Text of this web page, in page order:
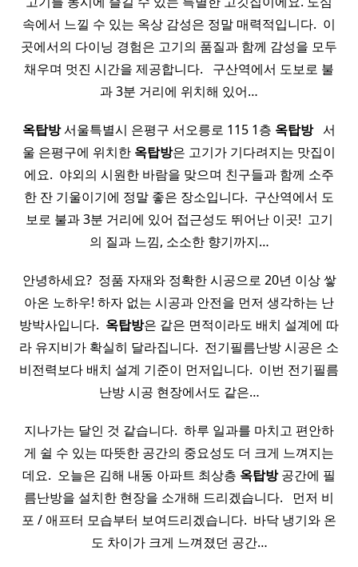
속에서 느낄 수 있는 옥상 감성은 정말 매력적입니다. ​ 이
곳에서의 다이닝 경험은 고기의 품질과 함께 감성을 모두
채우며 멋진 시간을 제공합니다. ​ ​ 구산역에서 도보로 불
과 3분 거리에 위치해 있어…
옥탑방서울특별시 은평구 서오릉로 115 1층 옥탑방​ ​ 서
울 은평구에 위치한 옥탑방은 고기가 기다려지는 맛집이
에요. ​ 야외의 시원한 바람을 맞으며 친구들과 함께 소주
한 잔 기울이기에 정말 좋은 장소입니다. ​ 구산역에서 도
보로 불과 3분 거리에 있어 접근성도 뛰어난 이곳! ​ 고기
의 질과 느낌, 소소한 향기까지…
안녕하세요? ​ 정품 자재와 정확한 시공으로 20년 이상 쌓
아온 노하우! 하자 없는 시공과 안전을 먼저 생각하는 난
방박사입니다. ​ 옥탑방은 같은 면적이라도 배치 설계에 따
라 유지비가 확실히 달라집니다. ​ 전기필름난방 시공은 소
비전력보다 배치 설계 기준이 먼저입니다. ​ 이번 전기필름
난방 시공 현장에서도 같은…
지나가는 달인 것 같습니다. ​ 하루 일과를 마치고 편안하
게 쉴 수 있는 따뜻한 공간의 중요성도 더 크게 느껴지는
데요. ​ 오늘은 김해 내동 아파트 최상층 옥탑방공간에 필
름난방을 설치한 현장을 소개해 드리겠습니다. ​ ​ 먼저 비
포 / 애프터 모습부터 보여드리겠습니다. ​ 바닥 냉기와 온
도 차이가 크게 느껴졌던 공간…